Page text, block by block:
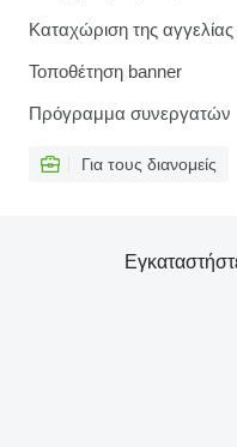
Καταχώριση της
Τοποθέτηση banner
Πρόγραμμα συνεργατών
Για τους διανομείς